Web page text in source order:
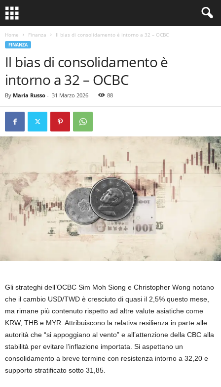
Home Finanza Il bias di consolidamento è intorno a 32 – OCBC
FINANZA
Il bias di consolidamento è
intorno a 32 – OCBC
By Maria Russo - 31 Marzo 2026 88
Gli strateghi dell’OCBC Sim Moh Siong e Christopher Wong notano
che il cambio USD/TWD è cresciuto di quasi il 2,5% questo mese,
ma rimane più contenuto rispetto ad altre valute asiatiche come
KRW, THB e MYR. Attribuiscono la relativa resilienza in parte alle
autorità che “si appoggiano al vento” e all’attenzione della CBC alla
stabilità per evitare l’inflazione importata. Si aspettano un
consolidamento a breve termine con resistenza intorno a 32,20 e
supporto stratificato sotto 31,85.